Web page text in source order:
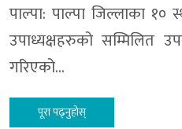
पाल्पा: पाल्पा जिल्लाका
उपाध्यक्षहरुको सम्मिलित
गरिएको…
पूरा पढ्नुहोस्